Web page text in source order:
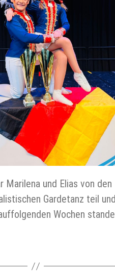
und Elias von
Gardetanz teil
Wochen